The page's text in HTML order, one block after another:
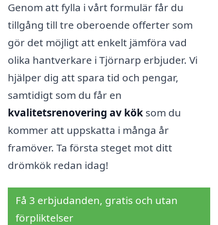
Genom att fylla i vårt formulär får du
tillgång till tre oberoende offerter som
gör det möjligt att enkelt jämföra vad
olika hantverkare i Tjörnarp erbjuder. Vi
hjälper dig att spara tid och pengar,
samtidigt som du får en
kvalitetsrenovering av kök som du
kommer att uppskatta i många år
framöver. Ta första steget mot ditt
drömkök redan idag!
Få 3 erbjudanden, gratis och utan
förpliktelser